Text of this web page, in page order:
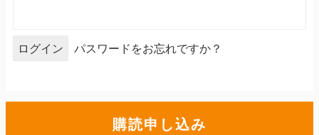
パスワードをお忘れですか？
購読申し込み